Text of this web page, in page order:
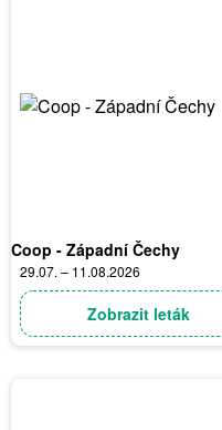
Coop - Západní Čechy
29.07. – 11.08.2026
Zobrazit leták